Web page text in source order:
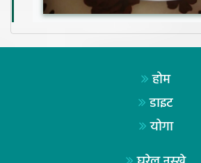
होम
डाइट
योगा